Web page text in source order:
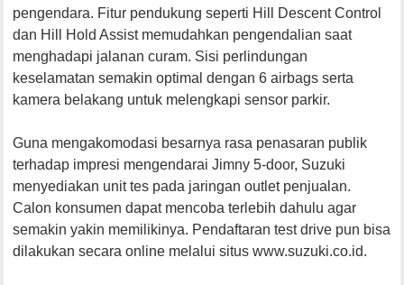
pengendara. Fitur pendukung seperti Hill Descent Control
dan Hill Hold Assist memudahkan pengendalian saat
menghadapi jalanan curam. Sisi perlindungan
keselamatan semakin optimal dengan 6 airbags serta
kamera belakang untuk melengkapi sensor parkir.
Guna mengakomodasi besarnya rasa penasaran publik
terhadap impresi mengendarai Jimny 5-door, Suzuki
menyediakan unit tes pada jaringan outlet penjualan.
Calon konsumen dapat mencoba terlebih dahulu agar
semakin yakin memilikinya. Pendaftaran test drive pun bisa
dilakukan secara online melalui situs www.suzuki.co.id.